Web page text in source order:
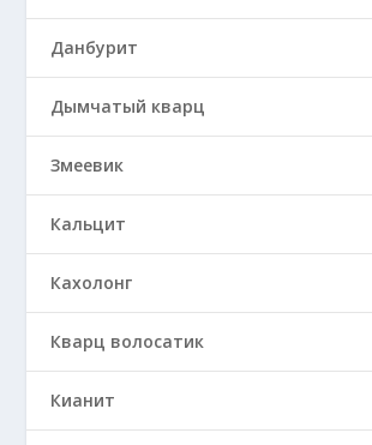
Данбурит
Дымчатый кварц
Змеевик
Кальцит
Кахолонг
Кварц волосатик
Кианит